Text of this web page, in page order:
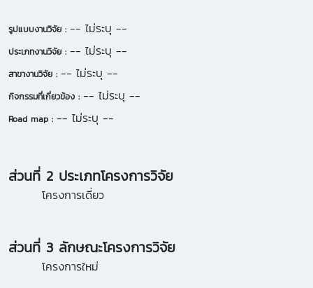
รูปแบบงานวิจัย : -- ไม่ระบุ --
ประเภทงานวิจัย : -- ไม่ระบุ --
สาขางานวิจัย : -- ไม่ระบุ --
กิจกรรมที่เกี่ยวข้อง : -- ไม่ระบุ --
Road map : -- ไม่ระบุ --
ส่วนที่ 2 ประเภทโครงการวิจัย
โครงการเดี่ยว
ส่วนที่ 3 ลักษณะโครงการวิจัย
โครงการใหม่